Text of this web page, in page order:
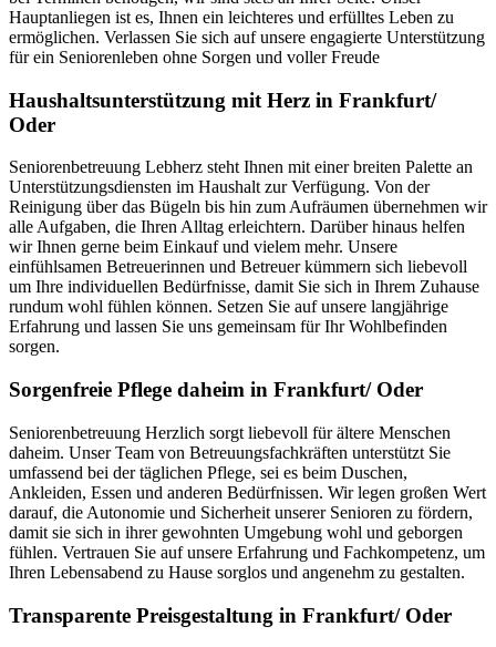
Hauptanliegen ist es, Ihnen ein leichteres und erfülltes Leben zu
ermöglichen. Verlassen Sie sich auf unsere engagierte Unterstützung
für ein Seniorenleben ohne Sorgen und voller Freude
Haushalts­unterstützung mit Herz in Frankfurt/
Oder
Seniorenbetreuung Lebherz steht Ihnen mit einer breiten Palette an
Unterstützungsdiensten im Haushalt zur Verfügung. Von der
Reinigung über das Bügeln bis hin zum Aufräumen übernehmen wir
alle Aufgaben, die Ihren Alltag erleichtern. Darüber hinaus helfen
wir Ihnen gerne beim Einkauf und vielem mehr. Unsere
einfühlsamen Betreuerinnen und Betreuer kümmern sich liebevoll
um Ihre individuellen Bedürfnisse, damit Sie sich in Ihrem Zuhause
rundum wohl fühlen können. Setzen Sie auf unsere langjährige
Erfahrung und lassen Sie uns gemeinsam für Ihr Wohlbefinden
sorgen.
Sorgenfreie Pflege daheim in Frankfurt/ Oder
Seniorenbetreuung Herzlich sorgt liebevoll für ältere Menschen
daheim. Unser Team von Betreuungsfachkräften unterstützt Sie
umfassend bei der täglichen Pflege, sei es beim Duschen,
Ankleiden, Essen und anderen Bedürfnissen. Wir legen großen Wert
darauf, die Autonomie und Sicherheit unserer Senioren zu fördern,
damit sie sich in ihrer gewohnten Umgebung wohl und geborgen
fühlen. Vertrauen Sie auf unsere Erfahrung und Fachkompetenz, um
Ihren Lebensabend zu Hause sorglos und angenehm zu gestalten.
Transparente Preisgestaltung in Frankfurt/ Oder